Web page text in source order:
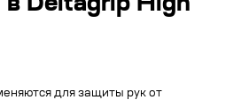
в Deltagrip High
для защиты рук от